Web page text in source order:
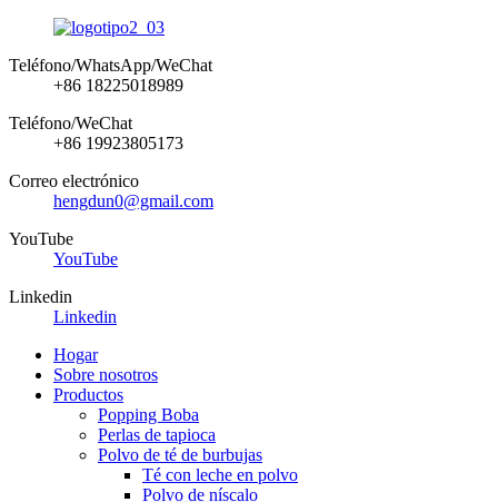
Teléfono/WhatsApp/WeChat
+86 18225018989
Teléfono/WeChat
+86 19923805173
Correo electrónico
hengdun0@gmail.com
YouTube
YouTube
Linkedin
Linkedin
Hogar
Sobre nosotros
Productos
Popping Boba
Perlas de tapioca
Polvo de té de burbujas
Té con leche en polvo
Polvo de níscalo